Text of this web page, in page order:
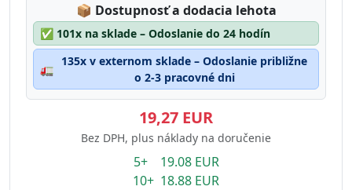
📦 Lagerstatus:
Dostupnosť a dodacia lehota
✅ 101x na sklade – Odoslanie do 24 hodín
🚛
135x v externom sklade – Odoslanie približne
o 2-3 pracovné dni
19,27 EUR
Bez DPH, plus náklady na doručenie
5+ 19.08 EUR
10+ 18.88 EUR